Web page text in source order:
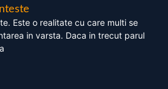
Este o realitate cu care multi se
in varsta. Daca in trecut parul